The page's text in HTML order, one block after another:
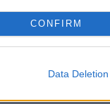
CONFIRM
Data Deletion
len levanduľa! 7